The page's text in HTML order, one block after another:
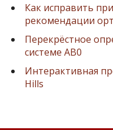
Как исправить
рекомендации
Перекрёстное
системе AB0
Интерактивная
Hills